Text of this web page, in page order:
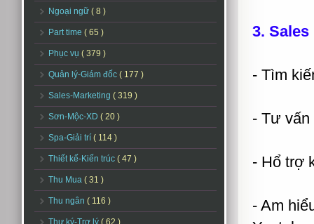
Ngoại ngữ ( 8 )
Part time ( 65 )
Phục vụ ( 379 )
Quản lý-Giám đốc ( 177 )
Sales-Marketing ( 319 )
Sơn-Mộc-XD ( 20 )
Spa-Giải trí ( 114 )
Thiết kế-Kiến trúc ( 47 )
Thu Mua ( 31 )
Thu ngân ( 116 )
Thư ký-Trợ lý ( 62 )
3.
- Tìm
- Tư vấn
- Hổ trợ
- Am